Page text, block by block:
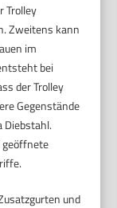
Trolley
Zweitens kann
im
bei
der Trolley
Gegenstände
Diebstahl.
geöffnete
und